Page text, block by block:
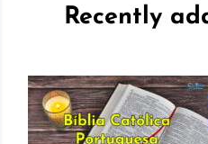
Recently
Bíblia